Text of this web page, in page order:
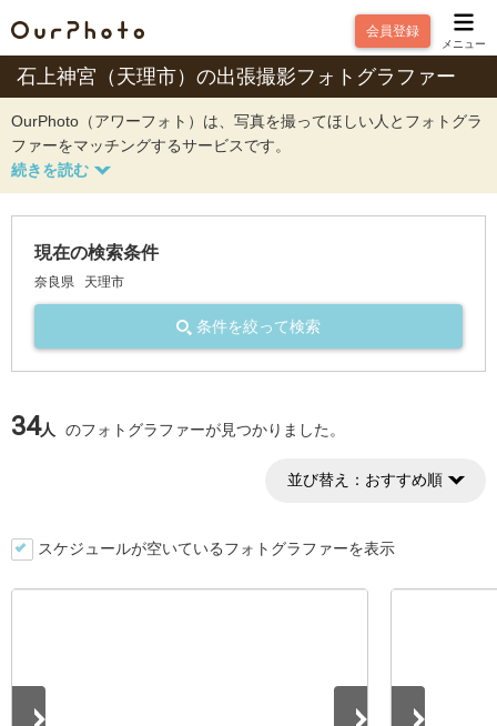
会員登録
メニュー
石上神宮（天理市）の出張撮影フォトグラファー
OurPhoto（アワーフォト）は、写真を撮ってほしい人とフォトグラ
ファーをマッチングするサービスです。
現在の検索条件
奈良県 天理市
条件を絞って検索
34人 のフォトグラファーが見つかりました。
並び替え： おすすめ順
スケジュールが空いているフォトグラファーを表示